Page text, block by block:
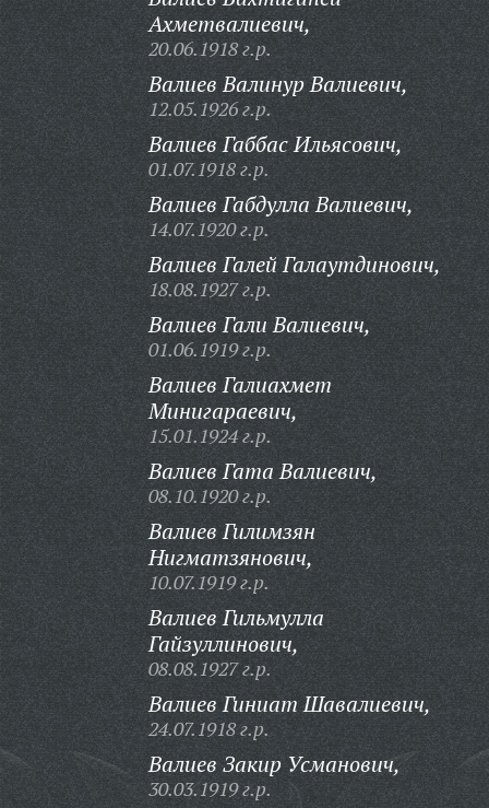
Ахметвалиевич,
20.06.1918 г.р.
Валиев Валинур Валиевич,
12.05.1926 г.р.
Валиев Габбас Ильясович,
01.07.1918 г.р.
Валиев Габдулла Валиевич,
14.07.1920 г.р.
Валиев Галей Галаутдинович,
18.08.1927 г.р.
Валиев Гали Валиевич,
01.06.1919 г.р.
Валиев Галиахмет
Минигараевич,
15.01.1924 г.р.
Валиев Гата Валиевич,
08.10.1920 г.р.
Валиев Гилимзян
Нигматзянович,
10.07.1919 г.р.
Валиев Гильмулла
Гайзуллинович,
08.08.1927 г.р.
Валиев Гиниат Шавалиевич,
24.07.1918 г.р.
Валиев Закир Усманович,
30.03.1919 г.р.